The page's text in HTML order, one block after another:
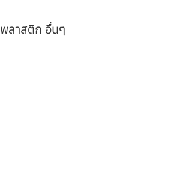
พลาสติก อื่นๆ